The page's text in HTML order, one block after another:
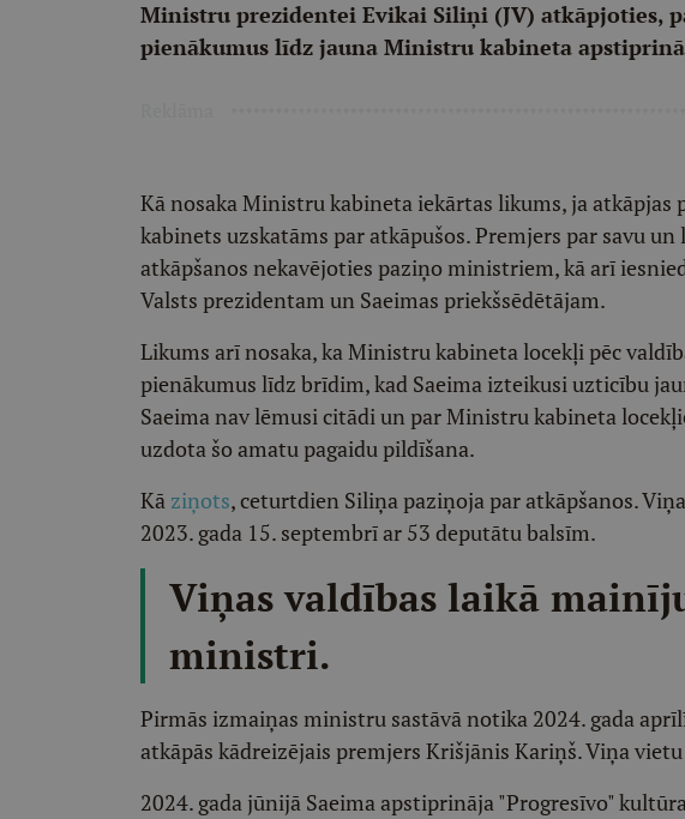
Ministru prezidentei Evikai Siliņi (JV) atkāpjoties,
pienākumus līdz jauna Ministru kabineta
Kā nosaka Ministru kabineta iekārtas likums, ja
kabinets uzskatāms par atkāpušos. Premjers par savu
atkāpšanos nekavējoties paziņo ministriem, kā arī
Valsts prezidentam un Saeimas priekšsēdētājam.
Likums arī nosaka, ka Ministru kabineta locekļi pēc
pienākumus līdz brīdim, kad Saeima izteikusi uzticību
Saeima nav lēmusi citādi un par Ministru kabineta
uzdota šo amatu pagaidu pildīšana.
Kā ziņots, ceturtdien Siliņa paziņoja par atkāpšanos.
2023. gada 15. septembrī ar 53 deputātu balsīm.
Viņas valdības laikā
ministri.
Pirmās izmaiņas ministru sastāvā notika 2024. gada
atkāpās kādreizējais premjers Krišjānis Kariņš. Viņa
2024. gada jūnijā Saeima apstiprināja "Progresīvo"